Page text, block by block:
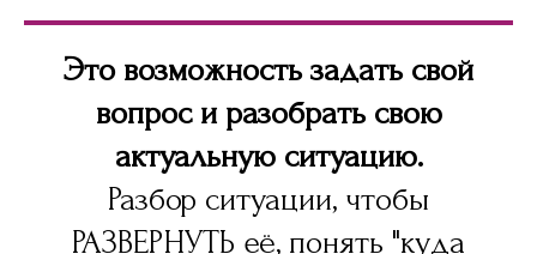
Это возможность задать свой
вопрос и разобрать свою
актуальную ситуацию.
Разбор ситуации, чтобы
РАЗВЕРНУТЬ её, понять "куда